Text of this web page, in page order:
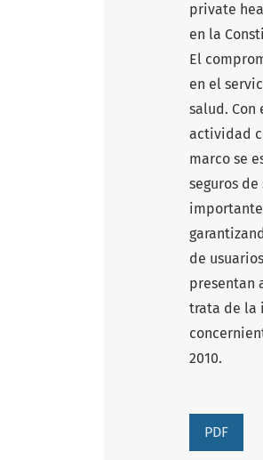
private
en la
El
en el
salud.
actividad
marco se
seguros
de
presentan
trata de la
2010.
PDF